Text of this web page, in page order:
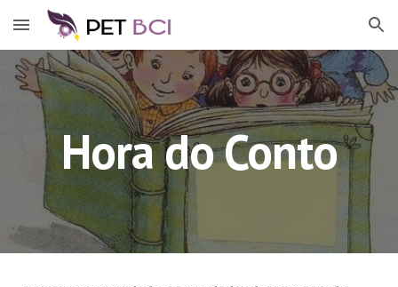
Skip to main content Skip to navigation
Hora do Conto